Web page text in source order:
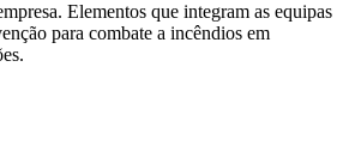
Elementos que integram as equipas
para combate a incêndios em